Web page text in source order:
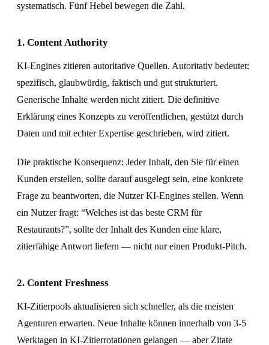
systematisch. Fünf Hebel bewegen die Zahl.
1. Content Authority
KI-Engines zitieren autoritative Quellen. Autoritativ bedeutet:
spezifisch, glaubwürdig, faktisch und gut strukturiert.
Generische Inhalte werden nicht zitiert. Die definitive
Erklärung eines Konzepts zu veröffentlichen, gestützt durch
Daten und mit echter Expertise geschrieben, wird zitiert.
Die praktische Konsequenz: Jeder Inhalt, den Sie für einen
Kunden erstellen, sollte darauf ausgelegt sein, eine konkrete
Frage zu beantworten, die Nutzer KI-Engines stellen. Wenn
ein Nutzer fragt: “Welches ist das beste CRM für
Restaurants?”, sollte der Inhalt des Kunden eine klare,
zitierfähige Antwort liefern — nicht nur einen Produkt-Pitch.
2. Content Freshness
KI-Zitierpools aktualisieren sich schneller, als die meisten
Agenturen erwarten. Neue Inhalte können innerhalb von 3-5
Werktagen in KI-Zitierrotationen gelangen — aber Zitate